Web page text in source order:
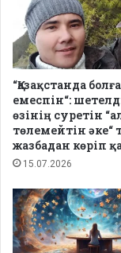
“Қазақстанда
емеспін“:
өзінің суретін
төлемейтін әке“
жазбадан көріп
15.07.2026